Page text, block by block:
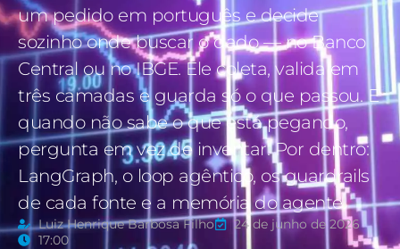
um pedido em português e decide
sozinho onde buscar o dado — no Banco
Central ou no IBGE. Ele coleta, valida em
três camadas e guarda só o que passou. E
quando não sabe o que está pegando,
pergunta em vez de inventar. Por dentro:
LangGraph, o loop agêntico, os guardrails
de cada fonte e a memória do agente.
Luiz Henrique Barbosa Filho
24 de junho de 2026
17:00